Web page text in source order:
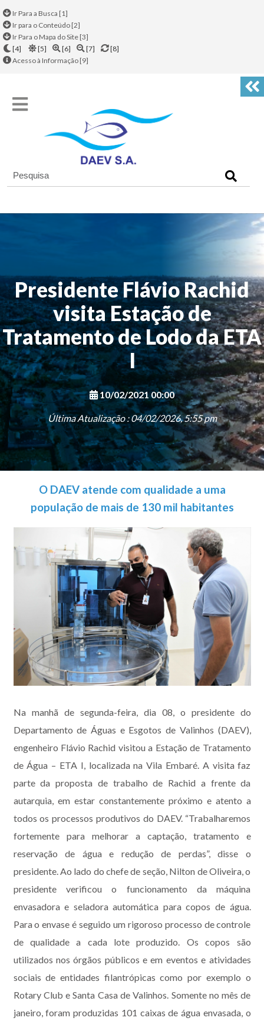
Ir Para a Busca [1]
Ir para o Conteúdo [2]
Ir Para o Mapa do Site [3]
[4]
[5] [6] [7]
[8]
Acesso à Informação [9]
Presidente Flávio Rachid
visita Estação de
Tratamento de Lodo da ETA
I
10/02/2021 00:00
Última Atualização : 04/02/2026, 5:55 pm
O DAEV atende com qualidade a uma
população de mais de 130 mil habitantes
Na manhã de segunda-feira, dia 08, o presidente do
Departamento de Águas e Esgotos de Valinhos (DAEV),
engenheiro Flávio Rachid visitou a Estação de Tratamento
de Água – ETA I, localizada na Vila Embaré. A visita faz
parte da proposta de trabalho de Rachid a frente da
autarquia, em estar constantemente próximo e atento a
todos os processos produtivos do DAEV. “Trabalharemos
fortemente para melhorar a captação, tratamento e
reservação de água e redução de perdas”, disse o
presidente. Ao lado do chefe de seção, Nilton de Oliveira, o
presidente verificou o funcionamento da máquina
envasadora e seladora automática para copos de água.
Para o envase é seguido um rigoroso processo de controle
de qualidade a cada lote produzido. Os copos são
utilizados nos órgãos públicos e em eventos e atividades
sociais de entidades filantrópicas como por exemplo o
Rotary Club e Santa Casa de Valinhos. Somente no mês de
janeiro, foram produzidas 101 caixas de água envasada, o